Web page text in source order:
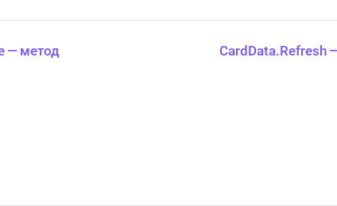
— метод CardData.Refresh